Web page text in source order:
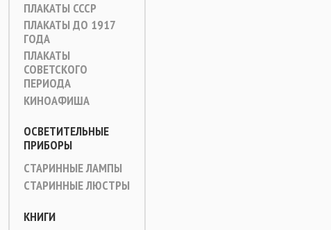
ПЛАКАТЫ СССР
ПЛАКАТЫ ДО 1917
ГОДА
ПЛАКАТЫ
СОВЕТСКОГО
ПЕРИОДА
КИНОАФИША
ОСВЕТИТЕЛЬНЫЕ
ПРИБОРЫ
СТАРИННЫЕ ЛАМПЫ
СТАРИННЫЕ ЛЮСТРЫ
КНИГИ